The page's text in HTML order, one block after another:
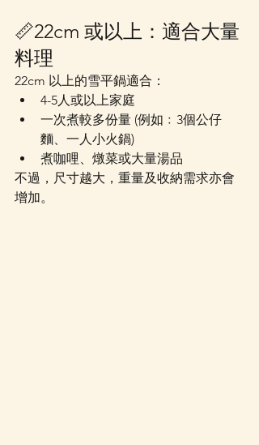
📏22cm 或以上：適合大量
料理
22cm 以上的雪平鍋適合：
4-5人或以上家庭
一次煮較多份量 (例如﹕3個公仔
麵、一人小火鍋)
煮咖哩、燉菜或大量湯品
不過，尺寸越大，重量及收納需求亦會
增加。